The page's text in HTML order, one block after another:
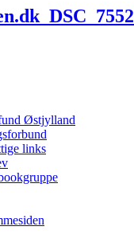
Østjylland
links